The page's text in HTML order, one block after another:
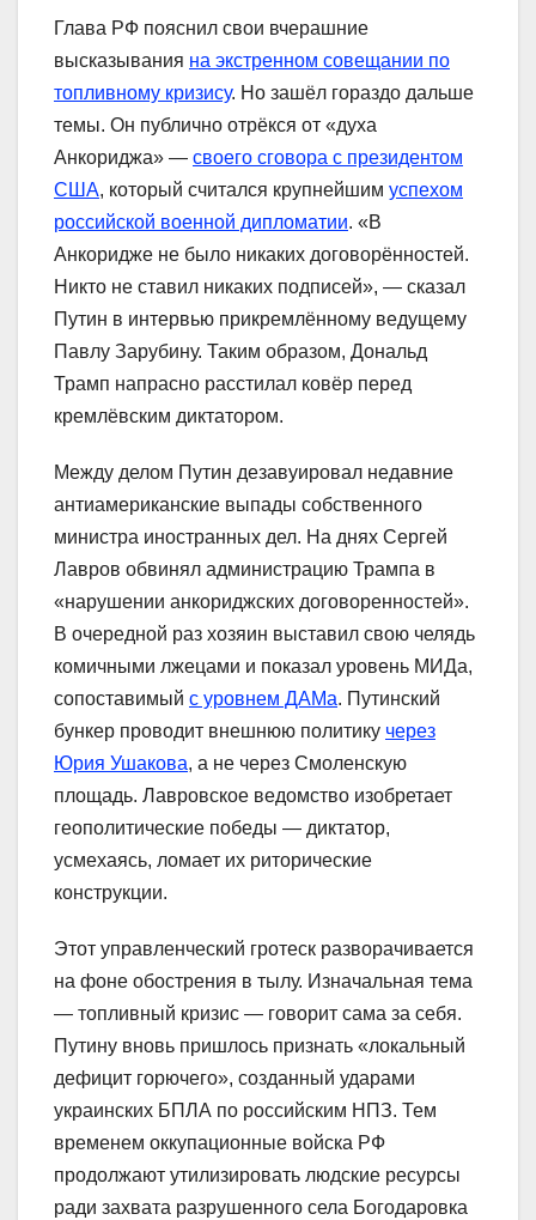
Глава РФ пояснил свои вчерашние
высказывания на экстренном совещании по
топливному кризису. Но зашёл гораздо дальше
темы. Он публично отрёкся от «духа
Анкориджа» — своего сговора с президентом
США, который считался крупнейшим успехом
российской военной дипломатии. «В
Анкоридже не было никаких договорённостей.
Никто не ставил никаких подписей», — сказал
Путин в интервью прикремлённому ведущему
Павлу Зарубину. Таким образом, Дональд
Трамп напрасно расстилал ковёр перед
кремлёвским диктатором.
Между делом Путин дезавуировал недавние
антиамериканские выпады собственного
министра иностранных дел. На днях Сергей
Лавров обвинял администрацию Трампа в
«нарушении анкориджских договоренностей».
В очередной раз хозяин выставил свою челядь
комичными лжецами и показал уровень МИДа,
сопоставимый с уровнем ДАМа. Путинский
бункер проводит внешнюю политику через
Юрия Ушакова, а не через Смоленскую
площадь. Лавровское ведомство изобретает
геополитические победы — диктатор,
усмехаясь, ломает их риторические
конструкции.
Этот управленческий гротеск разворачивается
на фоне обострения в тылу. Изначальная тема
— топливный кризис — говорит сама за себя.
Путину вновь пришлось признать «локальный
дефицит горючего», созданный ударами
украинских БПЛА по российским НПЗ. Тем
временем оккупационные войска РФ
продолжают утилизировать людские ресурсы
ради захвата разрушенного села Богодаровка